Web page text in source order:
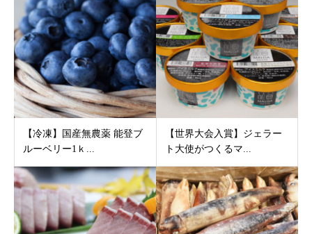
【冷凍】国産無農薬 能登ブ
ルーベリー1ｋ...
【世界大会入賞】ジェラー
ト大使がつくるマ...